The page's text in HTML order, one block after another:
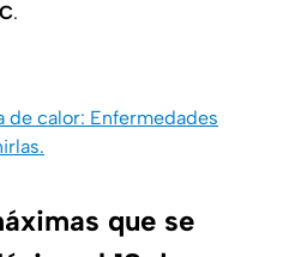
.
de calor: Enfermedades
que se